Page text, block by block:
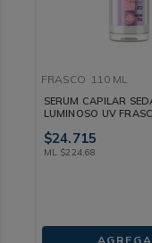
FRASCO 110 ML
SERUM CAPILAR
LUMINOSO UV
$24.715
ML $224,68